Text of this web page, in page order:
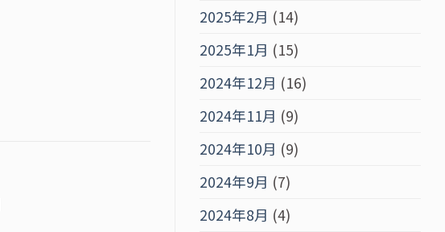
2025年2月 (14)
2025年1月 (15)
2024年12月 (16)
2024年11月 (9)
2024年10月 (9)
2024年9月 (7)
2024年8月 (4)